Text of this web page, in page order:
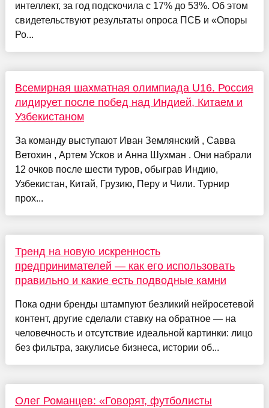
интеллект, за год подскочила с 17% до 53%. Об этом
свидетельствуют результаты опроса ПСБ и «Опоры
Ро...
Всемирная шахматная олимпиада U16. Россия
лидирует после побед над Индией, Китаем и
Узбекистаном
За команду выступают Иван Землянский , Савва
Ветохин , Артем Усков и Анна Шухман . Они набрали
12 очков после шести туров, обыграв Индию,
Узбекистан, Китай, Грузию, Перу и Чили. Турнир
прох...
Тренд на новую искренность
предпринимателей — как его использовать
правильно и какие есть подводные камни
Пока одни бренды штампуют безликий нейросетевой
контент, другие сделали ставку на обратное — на
человечность и отсутствие идеальной картинки: лицо
без фильтра, закулисье бизнеса, истории об...
Олег Романцев: «Говорят, футболисты